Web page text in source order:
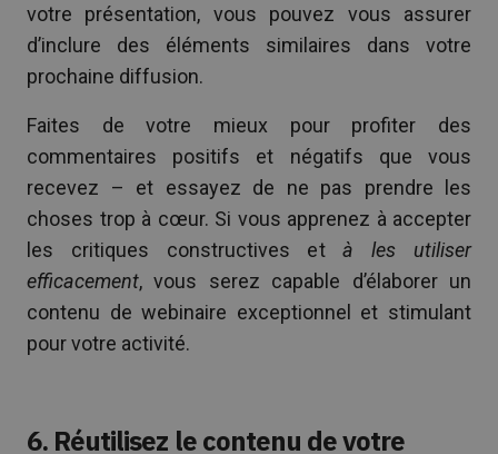
votre présentation, vous pouvez vous assurer
d’inclure des éléments similaires dans votre
prochaine diffusion.
Faites de votre mieux pour profiter des
commentaires positifs et négatifs que vous
recevez – et essayez de ne pas prendre les
choses trop à cœur. Si vous apprenez à accepter
les critiques constructives età les utiliser
efficacement, vous serez capable d’élaborer un
contenu de webinaire exceptionnel et stimulant
pour votre activité.
6. Réutilisez le contenu de votre